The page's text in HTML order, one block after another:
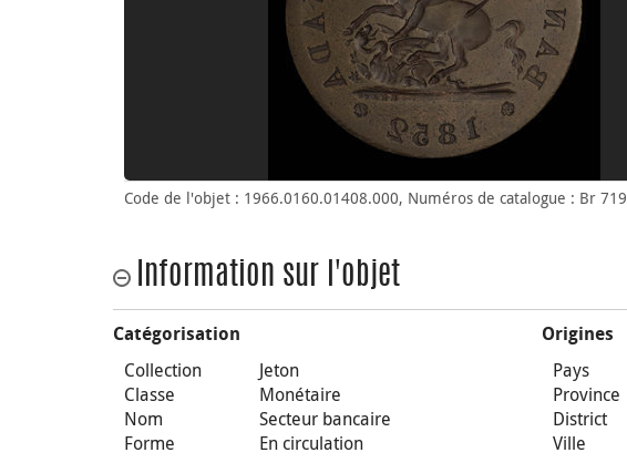
Code de l'objet : 1966.0160.01408.000, Numéros de catalogue : Br 719
Information sur l'objet
Catégorisation
Collection
Jeton
Classe
Monétaire
Nom
Secteur bancaire
Forme
En circulation
Origines
Pays
Province
District
Ville